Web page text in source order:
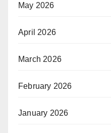
May 2026
April 2026
March 2026
February 2026
January 2026